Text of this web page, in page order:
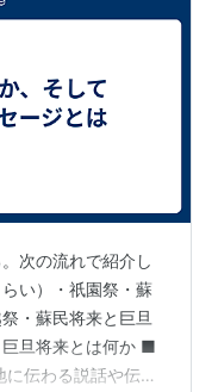
次の流れで紹介し
い）・祇園祭・蘇
・蘇民将来と巨旦
旦将来とは何か ■
伝わる説話や伝承